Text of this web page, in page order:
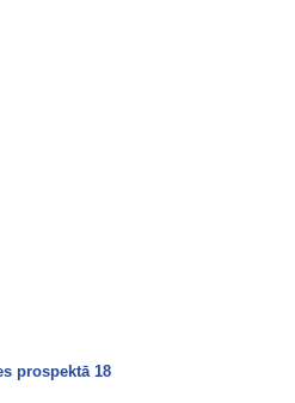
prospektā 18